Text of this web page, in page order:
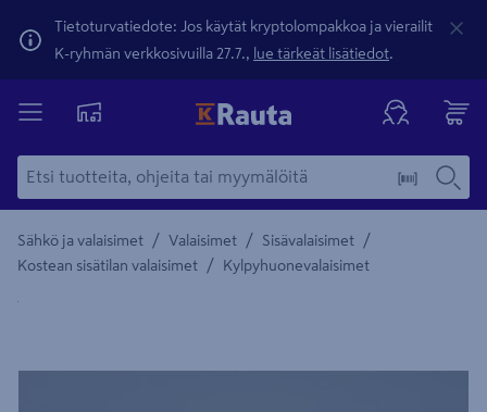
Tietoturvatiedote: Jos käytät kryptolompakkoa ja vierailit
K-ryhmän verkkosivuilla 27.7., lue tärkeät lisätiedot.
Sähkö ja valaisimet / Valaisimet / Sisävalaisimet /
Kostean sisätilan valaisimet / Kylpyhuonevalaisimet
Yksityiskohtainen kuvaus löytyy Tuotteen kuvaus -